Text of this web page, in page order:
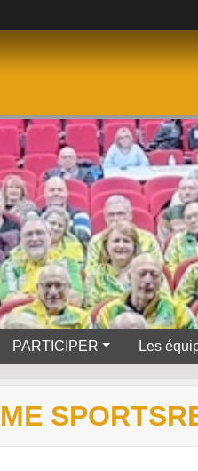
PARTICIPER Les